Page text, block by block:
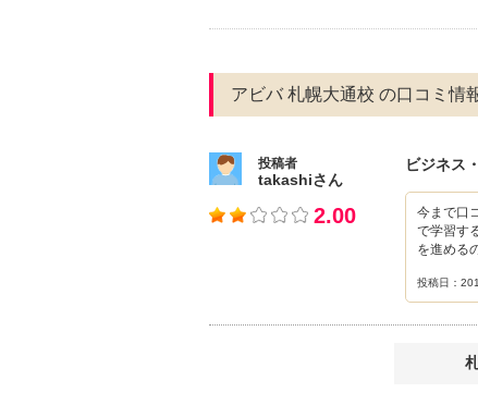
アビバ 札幌大通校 の口コミ情
投稿者
takashiさん
2.00
ビジネス
今まで口
で学習す
を進める
投稿日：